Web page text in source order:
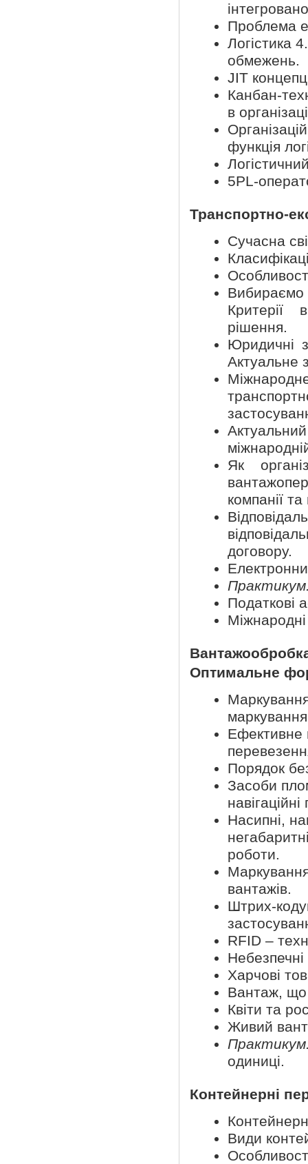
Проблема
Логістика
обмежень.
JIT
Канбан-
в
функція
5PL-
Транспортно-
Сучасна
Критерії
рішення.
Юридичні
Актуальне
Як
компанії
договору.
Податкові
Оптимальне
Ефективне
Порядок
Засоби
Насипні,
роботи.
вантажів.
Штрих-
RFID –
Небезпечні
Харчові
Вантаж, що
Квіти та
Живий
одиниці.
Контейнерні
Види